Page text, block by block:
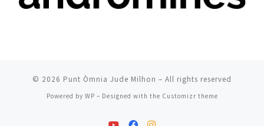
© 2026 Punt Òmnia Jude Milhon – All rights reserved
Powered by WP – Designed with the Customizr theme